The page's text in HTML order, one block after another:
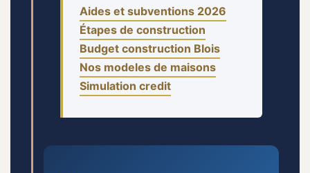
Aides et subventions 2026
Étapes de construction
Budget construction Blois
Nos modeles de maisons
Simulation credit